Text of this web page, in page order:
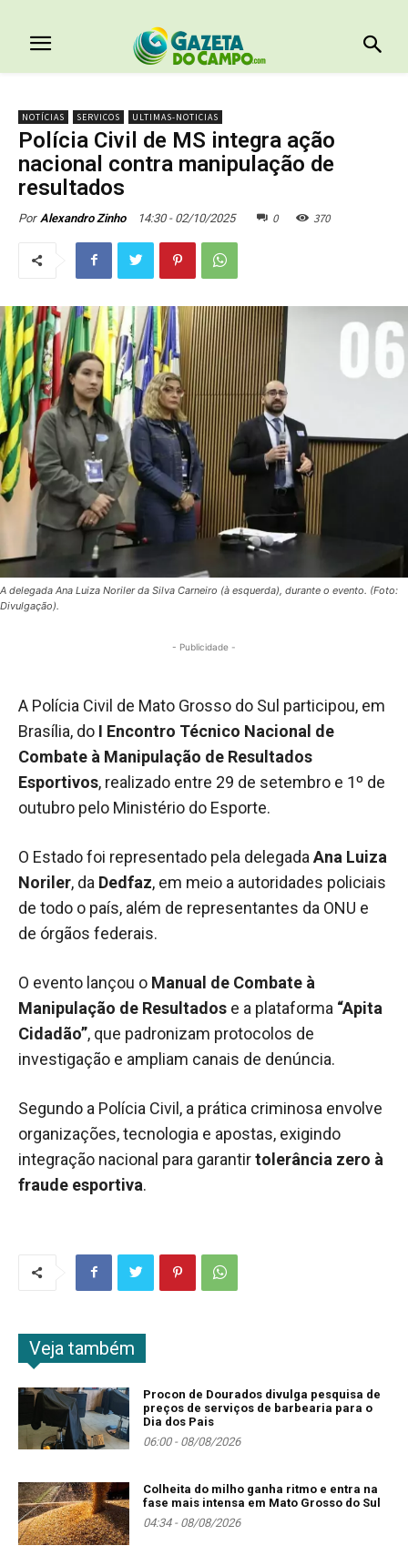
NOTÍCIAS SERVICOS ULTIMAS-NOTICIAS
Polícia Civil de MS integra ação
nacional contra manipulação de
resultados
Por Alexandro Zinho 14:30 - 02/10/2025 0 370
A delegada Ana Luiza Noriler da Silva Carneiro (à esquerda), durante o evento. (Foto:
Divulgação).
- Publicidade -
A Polícia Civil de Mato Grosso do Sul participou, em
Brasília, do I Encontro Técnico Nacional de
Combate à Manipulação de Resultados
Esportivos, realizado entre 29 de setembro e 1º de
outubro pelo Ministério do Esporte.
O Estado foi representado pela delegada Ana Luiza
Noriler, da Dedfaz, em meio a autoridades policiais
de todo o país, além de representantes da ONU e
de órgãos federais.
O evento lançou o Manual de Combate à
Manipulação de Resultados e a plataforma “Apita
Cidadão”, que padronizam protocolos de
investigação e ampliam canais de denúncia.
Segundo a Polícia Civil, a prática criminosa envolve
organizações, tecnologia e apostas, exigindo
integração nacional para garantirtolerância zero à
fraude esportiva.
Veja também
Procon de Dourados divulga pesquisa de
preços de serviços de barbearia para o
Dia dos Pais
06:00 - 08/08/2026
Colheita do milho ganha ritmo e entra na
fase mais intensa em Mato Grosso do Sul
04:34 - 08/08/2026